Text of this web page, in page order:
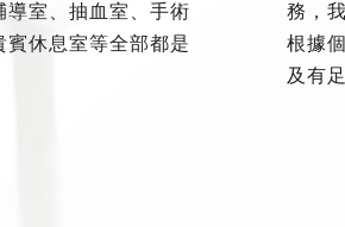
導室、抽血室、手術
賓休息室等全部都是
務，
根據
及有